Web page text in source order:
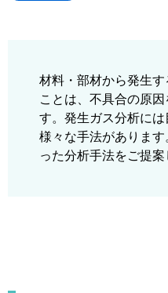
材料・部材から発生
ことは、不具合の原
す。発生ガス分析に
様々な手法がありま
った分析手法をご提案